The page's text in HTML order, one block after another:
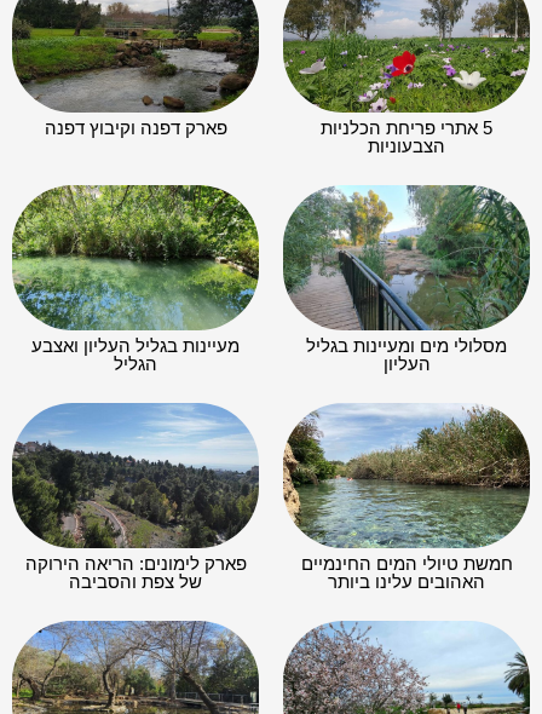
5 אתרי פריחת הכלניות
הצבעוניות
פארק דפנה וקיבוץ דפנה
מסלולי מים ומעיינות בגליל
העליון
מעיינות בגליל העליון ואצבע
הגליל
חמשת טיולי המים החינמיים
האהובים עלינו ביותר
פארק לימונים: הריאה הירוקה
של צפת והסביבה